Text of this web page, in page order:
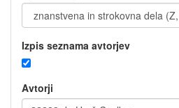
Izpis seznama avtorjev
Avtorji